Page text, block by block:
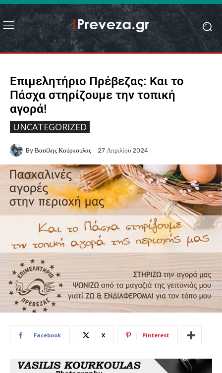
Επιμελητήριο Πρέβεζας: Και το
Πάσχα στηρίζουμε την τοπική
αγορά!
UNCATEGORIZED
By Βασίλης Κούρκουλας 27 Απριλίου 2024
Facebook X Pinterest